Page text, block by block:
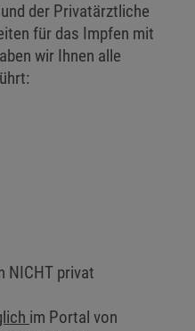
der Privatärztliche
für das Impfen mit
wir Ihnen alle
NICHT privat
im Portal von